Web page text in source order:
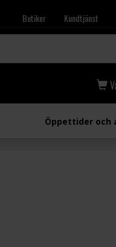
Butiker Kundtjänst
Öppettider och